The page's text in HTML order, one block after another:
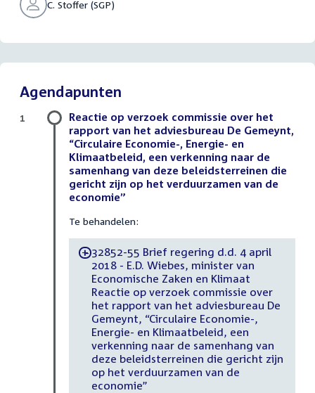
C. Stoffer (SGP)
Agendapunten
Reactie op verzoek commissie over het
rapport van het adviesbureau De Gemeynt,
“Circulaire Economie-, Energie- en
Klimaatbeleid, een verkenning naar de
samenhang van deze beleidsterreinen die
gericht zijn op het verduurzamen van de
economie”
Te behandelen:
-32852-55 Brief regering d.d. 4 april
2018 - E.D. Wiebes, minister van
Economische Zaken en Klimaat
Reactie op verzoek commissie over
het rapport van het adviesbureau De
Gemeynt, “Circulaire Economie-,
Energie- en Klimaatbeleid, een
verkenning naar de samenhang van
deze beleidsterreinen die gericht zijn
op het verduurzamen van de
economie”
1